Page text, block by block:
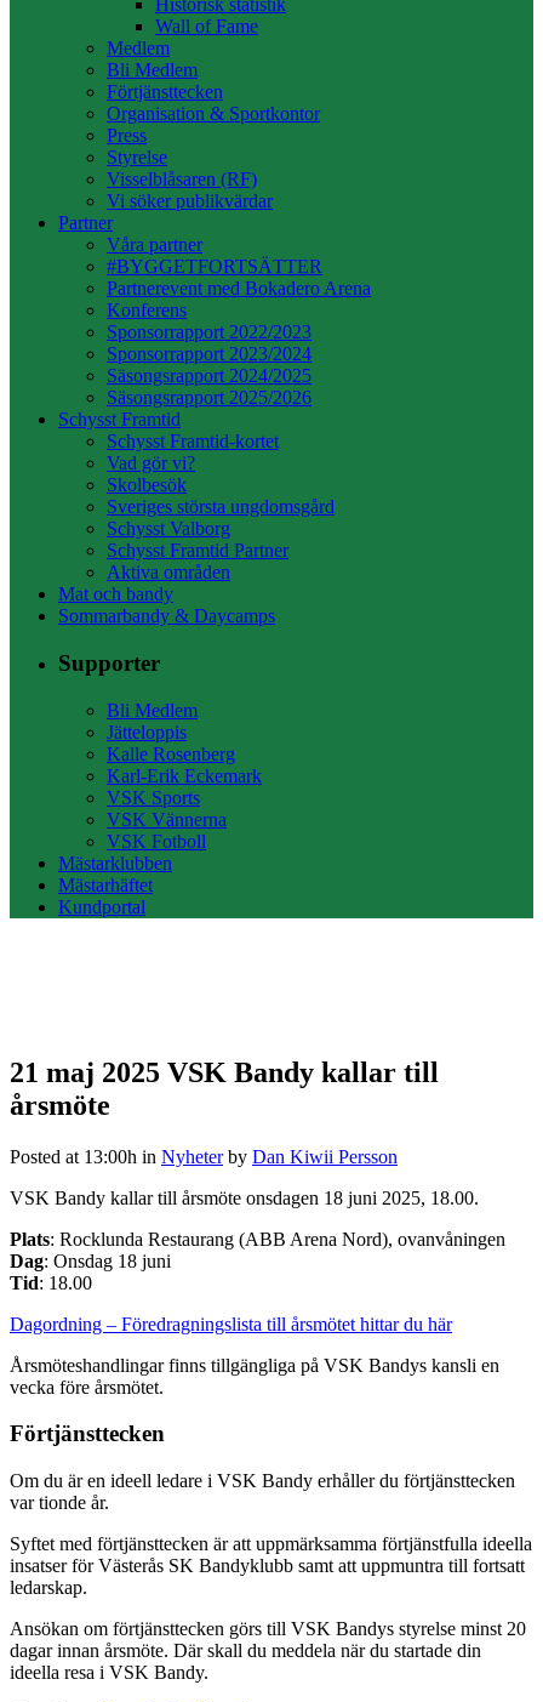
Historisk statistik
Wall of Fame
Medlem
Bli Medlem
Förtjänsttecken
Organisation & Sportkontor
Press
Styrelse
Visselblåsaren (RF)
Vi söker publikvärdar
Partner
Våra partner
#BYGGETFORTSÄTTER
Partnerevent med Bokadero Arena
Konferens
Sponsorrapport 2022/2023
Sponsorrapport 2023/2024
Säsongsrapport 2024/2025
Säsongsrapport 2025/2026
Schysst Framtid
Schysst Framtid-kortet
Vad gör vi?
Skolbesök
Sveriges största ungdomsgård
Schysst Valborg
Schysst Framtid Partner
Aktiva områden
Mat och bandy
Sommarbandy & Daycamps
Supporter
Bli Medlem
Jätteloppis
Kalle Rosenberg
Karl-Erik Eckemark
VSK Sports
VSK Vännerna
VSK Fotboll
Mästarklubben
Mästarhäftet
Kundportal
21 maj 2025 VSK Bandy kallar till
årsmöte
Posted at 13:00h in Nyheter by Dan Kiwii Persson
VSK Bandy kallar till årsmöte onsdagen 18 juni 2025, 18.00.
Plats: Rocklunda Restaurang (ABB Arena Nord), ovanvåningen
Dag: Onsdag 18 juni
Tid: 18.00
Dagordning – Föredragningslista till årsmötet hittar du här
Årsmöteshandlingar finns tillgängliga på VSK Bandys kansli en
vecka före årsmötet.
Förtjänsttecken
Om du är en ideell ledare i VSK Bandy erhåller du förtjänsttecken
var tionde år.
Syftet med förtjänsttecken är att uppmärksamma förtjänstfulla ideella
insatser för Västerås SK Bandyklubb samt att uppmuntra till fortsatt
ledarskap.
Ansökan om förtjänsttecken görs till VSK Bandys styrelse minst 20
dagar innan årsmöte. Där skall du meddela när du startade din
ideella resa i VSK Bandy.